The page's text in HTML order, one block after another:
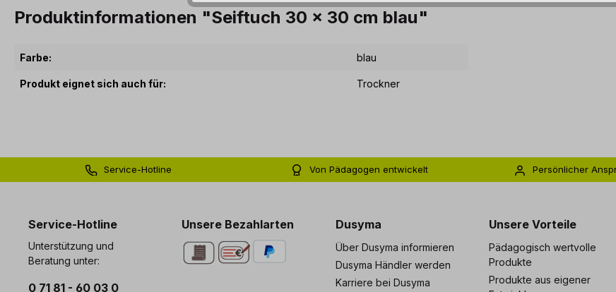
Produktinformationen "Seiftuch 30 x 30 cm blau"
Farbe: blau
Produkt eignet sich auch für: Trockner
Service-Hotline
Von Pädagogen entwickelt
Persönlicher
Service-Hotline
Unterstützung und
Beratung unter:
0 71 81 - 60 03 0
Unsere Bezahlarten Dusyma
Über Dusyma informieren
Dusyma Händler werden
Karriere bei Dusyma
Unsere Vorteile
Pädagogisch wertvolle
Produkte
Produkte aus eigener